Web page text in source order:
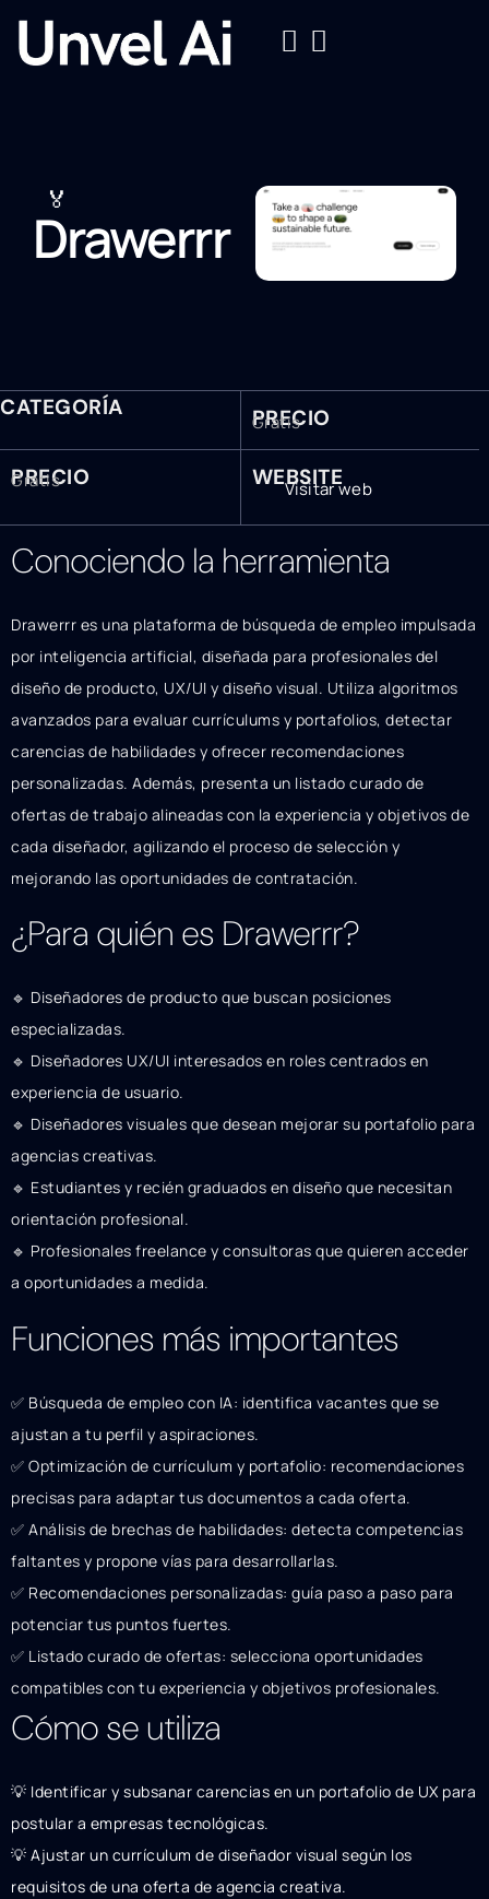
🏅
Drawerrr
CATEGORÍA PRECIO
Gratis
PRECIO
Gratis WEBSITE
Visitar web
Conociendo la herramienta
Drawerrr es una plataforma de búsqueda de empleo impulsada
por inteligencia artificial, diseñada para profesionales del
diseño de producto, UX/UI y diseño visual. Utiliza algoritmos
avanzados para evaluar currículums y portafolios, detectar
carencias de habilidades y ofrecer recomendaciones
personalizadas. Además, presenta un listado curado de
ofertas de trabajo alineadas con la experiencia y objetivos de
cada diseñador, agilizando el proceso de selección y
mejorando las oportunidades de contratación.
¿Para quién es Drawerrr?
🔹 Diseñadores de producto que buscan posiciones
especializadas.
🔹 Diseñadores UX/UI interesados en roles centrados en
experiencia de usuario.
🔹 Diseñadores visuales que desean mejorar su portafolio para
agencias creativas.
🔹 Estudiantes y recién graduados en diseño que necesitan
orientación profesional.
🔹 Profesionales freelance y consultoras que quieren acceder
a oportunidades a medida.
Funciones más importantes
✅ Búsqueda de empleo con IA: identifica vacantes que se
ajustan a tu perfil y aspiraciones.
✅ Optimización de currículum y portafolio: recomendaciones
precisas para adaptar tus documentos a cada oferta.
✅ Análisis de brechas de habilidades: detecta competencias
faltantes y propone vías para desarrollarlas.
✅ Recomendaciones personalizadas: guía paso a paso para
potenciar tus puntos fuertes.
✅ Listado curado de ofertas: selecciona oportunidades
compatibles con tu experiencia y objetivos profesionales.
Cómo se utiliza
💡 Identificar y subsanar carencias en un portafolio de UX para
postular a empresas tecnológicas.
💡 Ajustar un currículum de diseñador visual según los
requisitos de una oferta de agencia creativa.